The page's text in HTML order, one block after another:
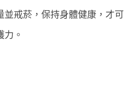
並戒菸，保持身體健康，才可
力。